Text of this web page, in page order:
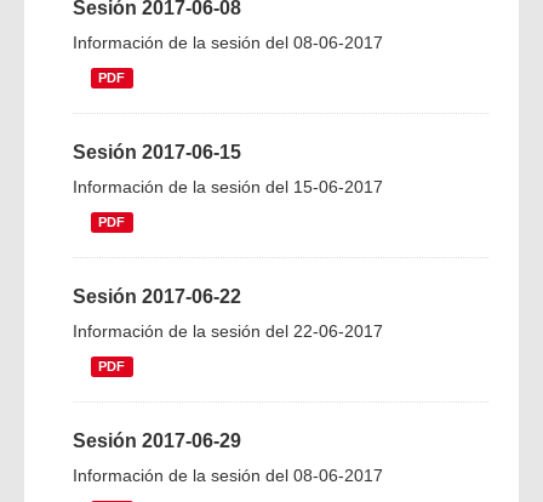
Sesión 2017-06-08
Información de la sesión del 08-06-2017
PDF
Sesión 2017-06-15
Información de la sesión del 15-06-2017
PDF
Sesión 2017-06-22
Información de la sesión del 22-06-2017
PDF
Sesión 2017-06-29
Información de la sesión del 08-06-2017